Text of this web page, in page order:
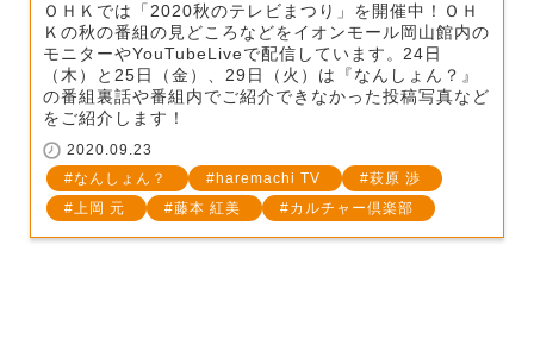
ＯＨＫでは「2020秋のテレビまつり」を開催中！ＯＨ
Ｋの秋の番組の見どころなどをイオンモール岡山館内の
モニターやYouTubeLiveで配信しています。24日
（木）と25日（金）、29日（火）は『なんしょん？』
の番組裏話や番組内でご紹介できなかった投稿写真など
をご紹介します！
2020.09.23
なんしょん？
haremachi TV
萩原 渉
上岡 元
藤本 紅美 カルチャー倶楽部